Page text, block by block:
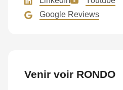
Google Reviews
Venir voir RONDO